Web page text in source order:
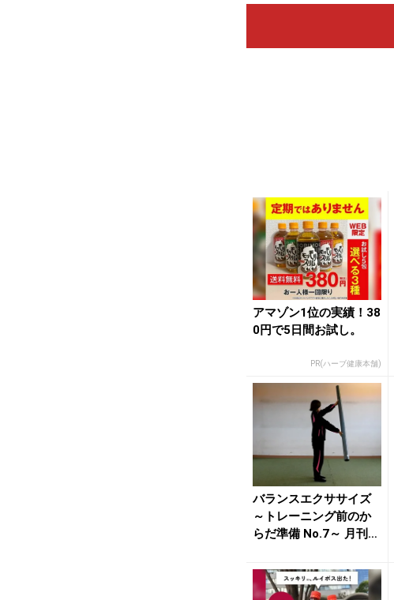
アマゾン1位の実績！38
0円で5日間お試し。
PR(ハーブ健康本舗)
バランスエクササイズ
～トレーニング前のか
らだ準備 No.7～ 月刊陸